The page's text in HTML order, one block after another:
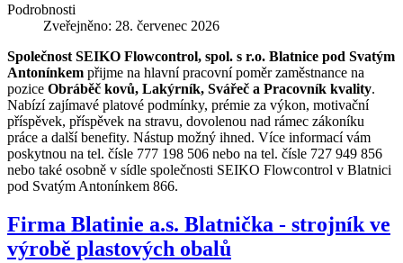
Podrobnosti
Zveřejněno: 28. červenec 2026
Společnost SEIKO Flowcontrol, spol. s r.o. Blatnice pod Svatým
Antonínkem přijme na hlavní pracovní poměr zaměstnance na
pozice Obráběč kovů, Lakýrník, Svářeč a Pracovník kvality.
Nabízí zajímavé platové podmínky, prémie za výkon, motivační
příspěvek, příspěvek na stravu, dovolenou nad rámec zákoníku
práce a další benefity. Nástup možný ihned. Více informací vám
poskytnou na tel. čísle 777 198 506 nebo na tel. čísle 727 949 856
nebo také osobně v sídle společnosti SEIKO Flowcontrol v Blatnici
pod Svatým Antonínkem 866.
Firma Blatinie a.s. Blatnička - strojník ve
výrobě plastových obalů